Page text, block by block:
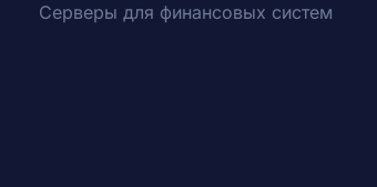
Серверы для финансовых систем